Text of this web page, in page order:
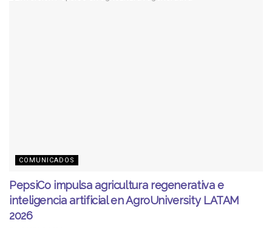
COMUNICADOS
PepsiCo impulsa agricultura regenerativa e
inteligencia artificial en AgroUniversity LATAM
2026